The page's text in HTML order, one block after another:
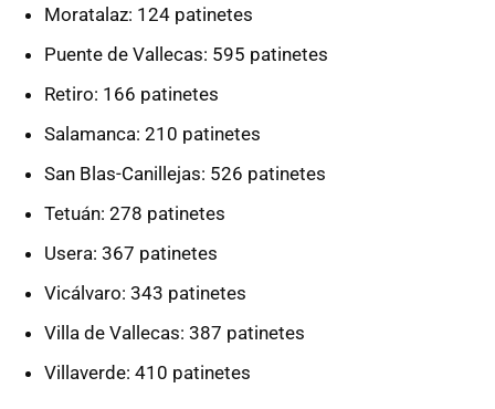
Moratalaz: 124 patinetes
Puente de Vallecas: 595 patinetes
Retiro: 166 patinetes
Salamanca: 210 patinetes
San Blas-Canillejas: 526 patinetes
Tetuán: 278 patinetes
Usera: 367 patinetes
Vicálvaro: 343 patinetes
Villa de Vallecas: 387 patinetes
Villaverde: 410 patinetes